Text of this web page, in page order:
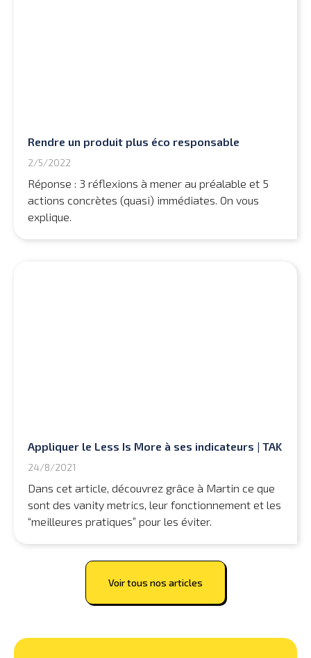
Rendre un produit plus éco responsable
2/5/2022
Réponse : 3 réflexions à mener au préalable et 5
actions concrètes (quasi) immédiates. On vous
explique.
Appliquer le Less Is More à ses indicateurs | TAK
24/8/2021
Dans cet article, découvrez grâce à Martin ce que
sont des vanity metrics, leur fonctionnement et les
“meilleures pratiques” pour les éviter.
Voir tous nos articles